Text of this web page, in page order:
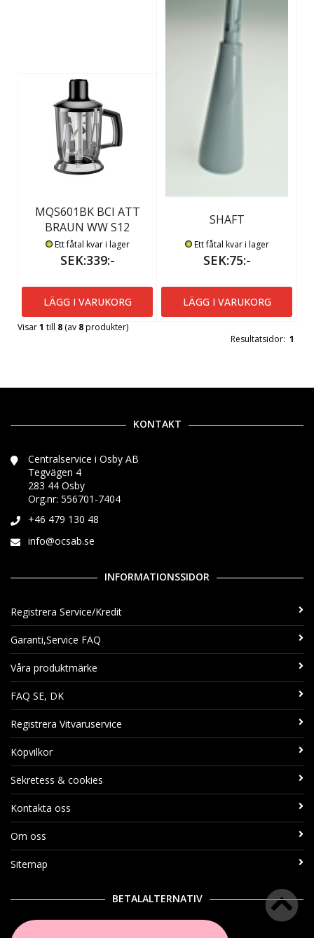
MQS601BK BCI ATT
BRAUN WW S12
Ett fåtal kvar i lager
SEK:339:-
LÄGG I VARUKORG
SHAFT
Ett fåtal kvar i lager
SEK:75:-
LÄGG I VARUKORG
Visar1 till 8 (av 8produkter)
Resultatsidor: 1
KONTAKT
Centralservice i Osby AB
Tegvägen 4
283 44 Osby
Org.nr: 556701-7404
+46 479 130 48
info@ocsab.se
INFORMATIONSSIDOR
Registrera Service/Kredit
Garanti,Service FAQ
Våra produktmärke
FAQ SE, DK
Registrera Vitvaruservice
Köpvilkor
Sekretess & cookies
Kontakta oss
Om oss
Sitemap
BETALALTERNATIV